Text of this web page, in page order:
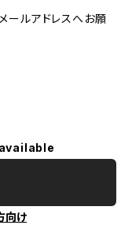
ールアドレスへお願
向け